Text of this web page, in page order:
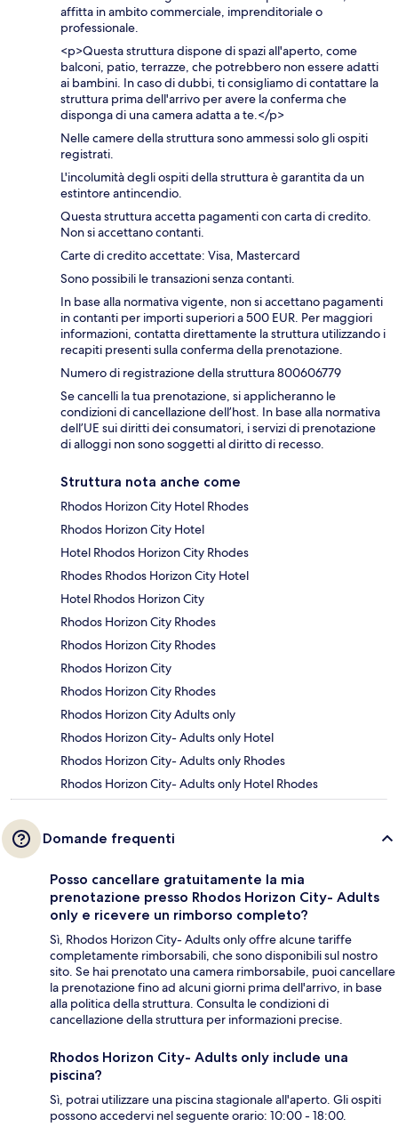
affitta in ambito commerciale, imprenditoriale o
professionale.
<p>Questa struttura dispone di spazi all'aperto, come
balconi, patio, terrazze, che potrebbero non essere adatti
ai bambini. In caso di dubbi, ti consigliamo di contattare la
struttura prima dell'arrivo per avere la conferma che
disponga di una camera adatta a te.</p>
Nelle camere della struttura sono ammessi solo gli ospiti
registrati.
L'incolumità degli ospiti della struttura è garantita da un
estintore antincendio.
Questa struttura accetta pagamenti con carta di credito.
Non si accettano contanti.
Carte di credito accettate: Visa, Mastercard
Sono possibili le transazioni senza contanti.
In base alla normativa vigente, non si accettano pagamenti
in contanti per importi superiori a 500 EUR. Per maggiori
informazioni, contatta direttamente la struttura utilizzando i
recapiti presenti sulla conferma della prenotazione.
Numero di registrazione della struttura 800606779
Se cancelli la tua prenotazione, si applicheranno le
condizioni di cancellazione dell’host. In base alla normativa
dell’UE sui diritti dei consumatori, i servizi di prenotazione
di alloggi non sono soggetti al diritto di recesso.
Struttura nota anche come
Rhodos Horizon City Hotel Rhodes
Rhodos Horizon City Hotel
Hotel Rhodos Horizon City Rhodes
Rhodes Rhodos Horizon City Hotel
Hotel Rhodos Horizon City
Rhodos Horizon City Rhodes
Rhodos Horizon City Rhodes
Rhodos Horizon City
Rhodos Horizon City Rhodes
Rhodos Horizon City Adults only
Rhodos Horizon City- Adults only Hotel
Rhodos Horizon City- Adults only Rhodes
Rhodos Horizon City- Adults only Hotel Rhodes
Domande frequenti
Posso cancellare gratuitamente la mia
prenotazione presso Rhodos Horizon City- Adults
only e ricevere un rimborso completo?
Sì, Rhodos Horizon City- Adults only offre alcune tariffe
completamente rimborsabili, che sono disponibili sul nostro
sito. Se hai prenotato una camera rimborsabile, puoi cancellare
la prenotazione fino ad alcuni giorni prima dell'arrivo, in base
alla politica della struttura. Consulta le condizioni di
cancellazione della struttura per informazioni precise.
Rhodos Horizon City- Adults only include una
piscina?
Sì, potrai utilizzare una piscina stagionale all'aperto. Gli ospiti
possono accedervi nel seguente orario: 10:00 - 18:00.